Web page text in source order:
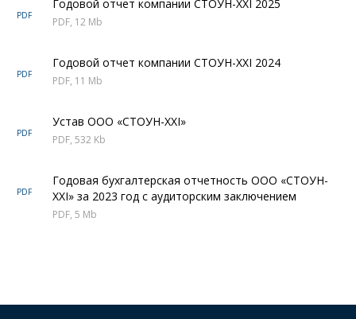
PDF
Годовой отчет компании СТОУН-XXI 2025
PDF, 12 Mb
PDF
Годовой отчет компании СТОУН-XXI 2024
PDF, 11 Mb
PDF
Устав ООО «СТОУН-XXI»
PDF, 532 Kb
PDF
Годовая бухгалтерская отчетность ООО «СТОУН-
XXI» за 2023 год с аудиторским заключением
PDF, 5 Mb